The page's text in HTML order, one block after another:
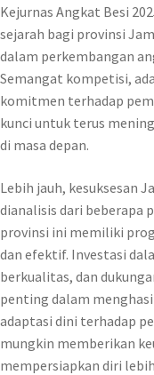
Kejurnas Angkat Besi
sejarah bagi provinsi
dalam perkembangan
Semangat kompetisi,
komitmen terhadap
kunci untuk terus
di masa depan.
Lebih jauh, kesuksesan
dianalisis dari beberapa
provinsi ini memiliki
dan efektif. Investasi
berkualitas, dan
penting dalam
adaptasi dini terhadap
mungkin memberikan
mempersiapkan diri